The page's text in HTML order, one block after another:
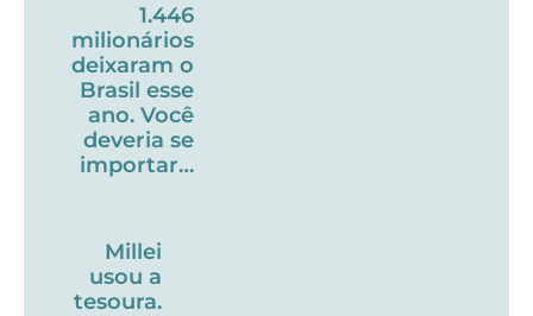
1.446
milionários
deixaram o
Brasil esse
ano. Você
deveria se
importar…
Millei
usou a
tesoura.